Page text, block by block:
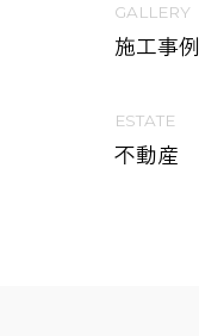
GALLERY
施工事例
ESTATE
不動産